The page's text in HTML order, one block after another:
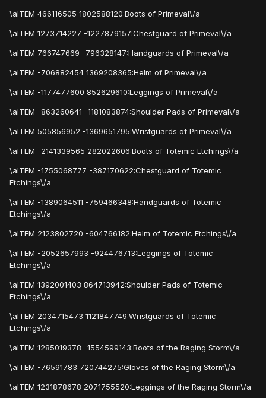
\aITEM 466116505 1802588120:Boots of Primeval\/a
\aITEM 1273714227 -1227879157:Chestguard of Primeval\/a
\aITEM 766747669 -796328147:Handguards of Primeval\/a
\aITEM -706882454 1369208365:Helm of Primeval\/a
\aITEM -1177477600 852629610:Leggings of Primeval\/a
\aITEM -863260641 -1181083874:Shoulder Pads of Primeval\/a
\aITEM 505856952 -1369651795:Wristguards of Primeval\/a
\aITEM -2141339565 282022606:Boots of Totemic Etchings\/a
\aITEM -1755068777 -387170622:Chestguard of Totemic
Etchings\/a
\aITEM -1389064511 -759466348:Handguards of Totemic
Etchings\/a
\aITEM 2123802720 -604766182:Helm of Totemic Etchings\/a
\aITEM -2052657993 -924476713:Leggings of Totemic
Etchings\/a
\aITEM 1392001403 864713942:Shoulder Pads of Totemic
Etchings\/a
\aITEM 2034715473 1121847749:Wristguards of Totemic
Etchings\/a
\aITEM 1285019378 -1554599143:Boots of the Raging Storm\/a
\aITEM -76591783 720744275:Gloves of the Raging Storm\/a
\aITEM 1231878678 2071755520:Leggings of the Raging Storm\/a